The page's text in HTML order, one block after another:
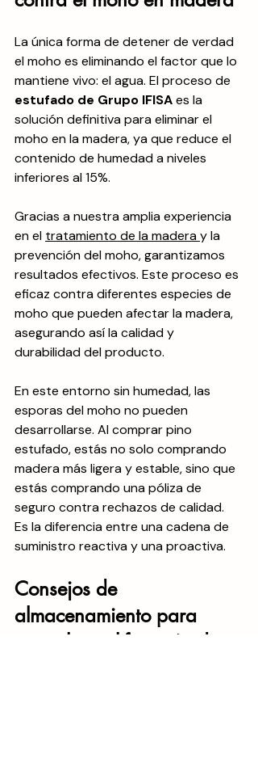
La única forma de detener de verdad
el moho es eliminando el factor que lo
mantiene vivo: el agua. El proceso de
estufado de Grupo IFISA es la
solución definitiva para eliminar el
moho en la madera, ya que reduce el
contenido de humedad a niveles
inferiores al 15%.
Gracias a nuestra amplia experiencia
en el tratamiento de la madera y la
prevención del moho, garantizamos
resultados efectivos. Este proceso es
eficaz contra diferentes especies de
moho que pueden afectar la madera,
asegurando así la calidad y
durabilidad del producto.
En este entorno sin humedad, las
esporas del moho no pueden
desarrollarse. Al comprar pino
estufado, estás no solo comprando
madera más ligera y estable, sino que
estás comprando una póliza de
seguro contra rechazos de calidad.
Es la diferencia entre una cadena de
suministro reactiva y una proactiva.
Consejos de
almacenamiento para
evitar la proliferación de